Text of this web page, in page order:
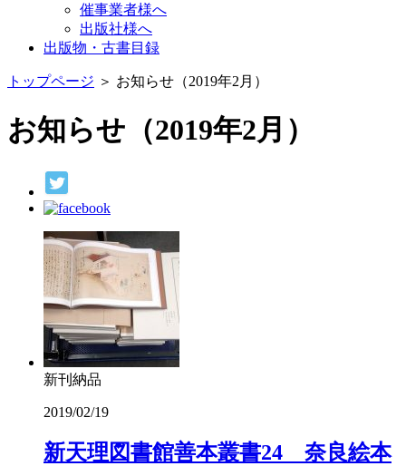
催事業者様へ
出版社様へ
出版物・古書目録
トップページ ＞ お知らせ（2019年2月）
お知らせ（2019年2月）
新刊納品
2019/02/19
新天理図書館善本叢書24 奈良絵本